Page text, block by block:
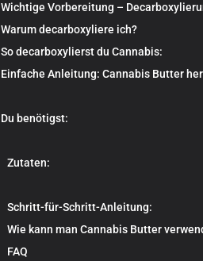
Wichtige Vorbereitung –
Warum decarboxyliere ich?
So decarboxylierst du Cannabis:
Einfache Anleitung: Cannabis Butter
Du benötigst:
Zutaten:
Schritt-für-Schritt-Anleitung:
Wie kann man Cannabis Butter
FAQ